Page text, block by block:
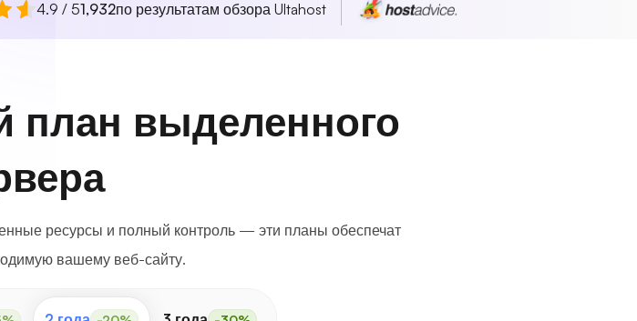
4.9 / 51,932по результатам обзора Ultahost
план выделенного
ресурсы и полный контроль — эти планы обеспечат
вашему веб-сайту.